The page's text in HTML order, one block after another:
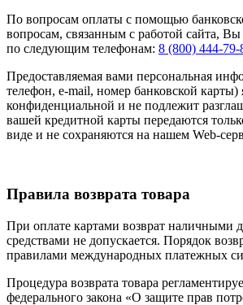
По вопросам оплаты с помощью
вопросам, связанным с работой сайта,
по следующим телефонам: 8 (800) 444-79-
Предоставляемая вами персональная
телефон, e-mail, номер банковской карты)
конфиденциальной и не подлежит
вашей кредитной карты передаются
виде и не сохраняются на нашем Web-
Правила возврата товара
При оплате картами возврат наличными
средствами не допускается. Порядок
правилами международных платежных
Процедура возврата товара
федерального закона «О защите прав